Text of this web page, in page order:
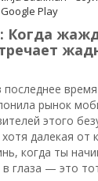
Play
Когда
рынок
этого
далекая от
когда ты
глаза — это